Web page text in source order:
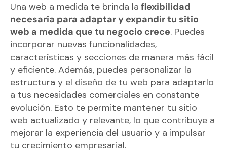
Una web a medida te brinda la flexibilidad
necesaria para adaptar y expandir tu sitio
web a medida que tu negocio crece. Puedes
incorporar nuevas funcionalidades,
características y secciones de manera más fácil
y eficiente. Además, puedes personalizar la
estructura y el diseño de tu web para adaptarlo
a tus necesidades comerciales en constante
evolución. Esto te permite mantener tu sitio
web actualizado y relevante, lo que contribuye a
mejorar la experiencia del usuario y a impulsar
tu crecimiento empresarial.